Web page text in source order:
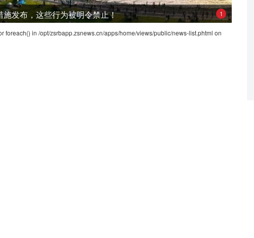
发布，这些行为被明令禁止！ 1
foreach() in /opt/zsrbapp.zsnews.cn/apps/home/views/public/news-list.phtml on